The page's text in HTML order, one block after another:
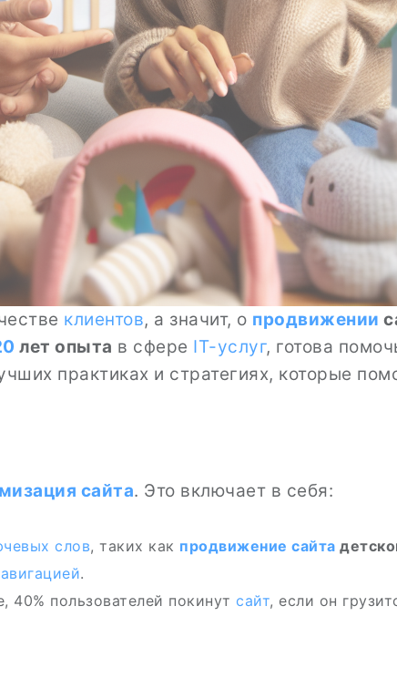
клиентов, а значит, о продвижении
лет опыта в сфере IT-услуг, готова
практиках и стратегиях, которые
сайта. Это включает в себя:
слов, таких как продвижение сайта
.
40% пользователей покинут сайт, если он